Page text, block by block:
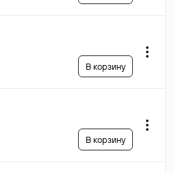
В корзину
В корзину